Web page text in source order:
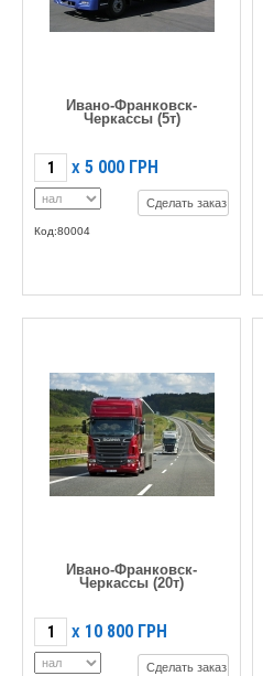
Ивано-Франковск-
Черкассы (5т)
X 5 000 ГРН
Сделать заказ
Код:80004
Ивано-Франковск-
Черкассы (20т)
X 10 800 ГРН
Сделать заказ